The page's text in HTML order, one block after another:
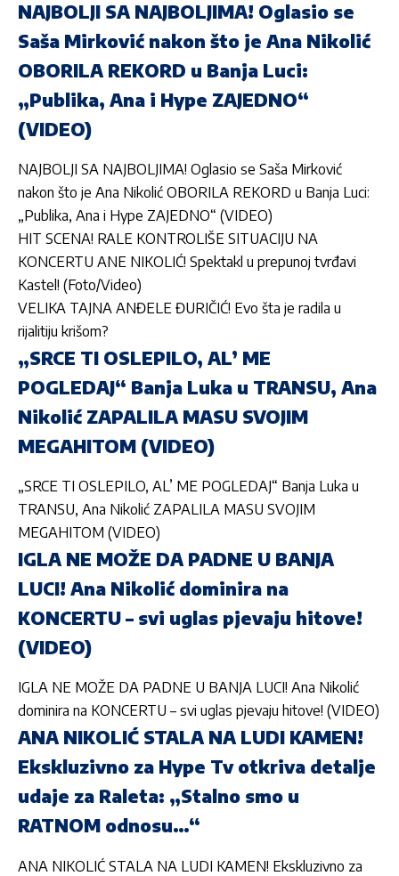
NAJBOLJI SA NAJBOLJIMA! Oglasio se
Saša Mirković nakon što je Ana Nikolić
OBORILA REKORD u Banja Luci:
„Publika, Ana i Hype ZAJEDNO“
(VIDEO)
NAJBOLJI SA NAJBOLJIMA! Oglasio se Saša Mirković
nakon što je Ana Nikolić OBORILA REKORD u Banja Luci:
„Publika, Ana i Hype ZAJEDNO“ (VIDEO)
HIT SCENA! RALE KONTROLIŠE SITUACIJU NA
KONCERTU ANE NIKOLIĆ! Spektakl u prepunoj tvrđavi
Kastel! (Foto/Video)
VELIKA TAJNA ANĐELE ĐURIČIĆ! Evo šta je radila u
rijalitiju krišom?
„SRCE TI OSLEPILO, AL’ ME
POGLEDAJ“ Banja Luka u TRANSU, Ana
Nikolić ZAPALILA MASU SVOJIM
MEGAHITOM (VIDEO)
„SRCE TI OSLEPILO, AL’ ME POGLEDAJ“ Banja Luka u
TRANSU, Ana Nikolić ZAPALILA MASU SVOJIM
MEGAHITOM (VIDEO)
IGLA NE MOŽE DA PADNE U BANJA
LUCI! Ana Nikolić dominira na
KONCERTU – svi uglas pjevaju hitove!
(VIDEO)
IGLA NE MOŽE DA PADNE U BANJA LUCI! Ana Nikolić
dominira na KONCERTU – svi uglas pjevaju hitove! (VIDEO)
ANA NIKOLIĆ STALA NA LUDI KAMEN!
Ekskluzivno za Hype Tv otkriva detalje
udaje za Raleta: „Stalno smo u
RATNOM odnosu…“
ANA NIKOLIĆ STALA NA LUDI KAMEN! Ekskluzivno za